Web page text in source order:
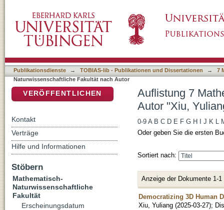
Publikationsdienste → TOBIAS-lib - Publikationen und Dissertationen →
7
Naturwissenschaftliche Fakultät nach Autor
Auflistung 7
Autor "Xiu,
0-9 A B C D E F G H J K L
Oder geben Sie die ersten
Sortiert nach:
Anzeige der Dokumente 1-1
Democratizing 3D Human
Xiu, Yuliang (2025-03-27);
VERÖFFENTLICHEN
Kontakt
Verträge
Hilfe und Informationen
Stöbern
Mathematisch-
Naturwissenschaftliche
Fakultät
Erscheinungsdatum